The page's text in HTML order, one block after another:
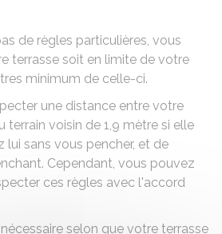
de règles particulières, vous
terrasse soit en limite de votre
minimum de celle-ci.
une distance entre votre
terrain voisin de 1,9 mètre si elle
lui sans vous pencher, et de
Cependant, vous pouvez
ces règles avec l'accord
selon que votre terrasse